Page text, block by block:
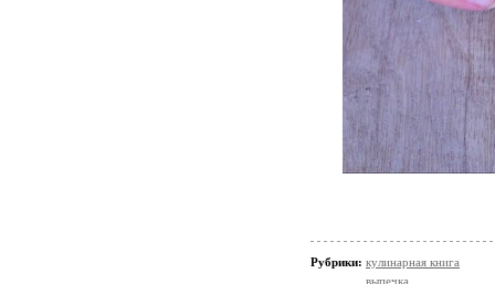
Рубрики: кулинарная книга
выпечка